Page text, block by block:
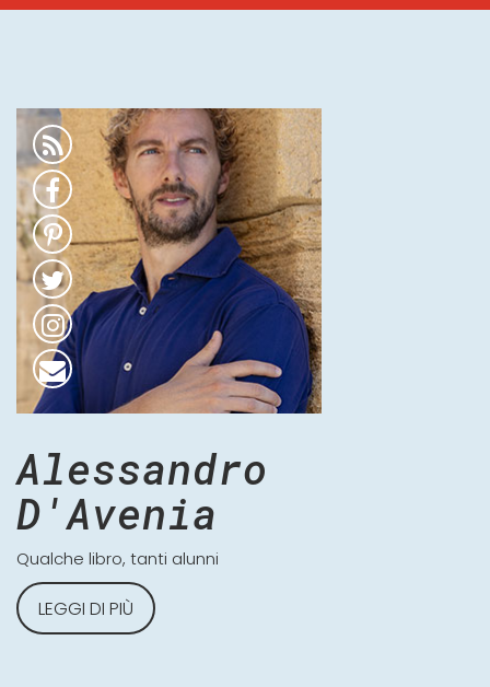
Alessandro
D'Avenia
Qualche libro, tanti alunni
LEGGI DI PIÙ